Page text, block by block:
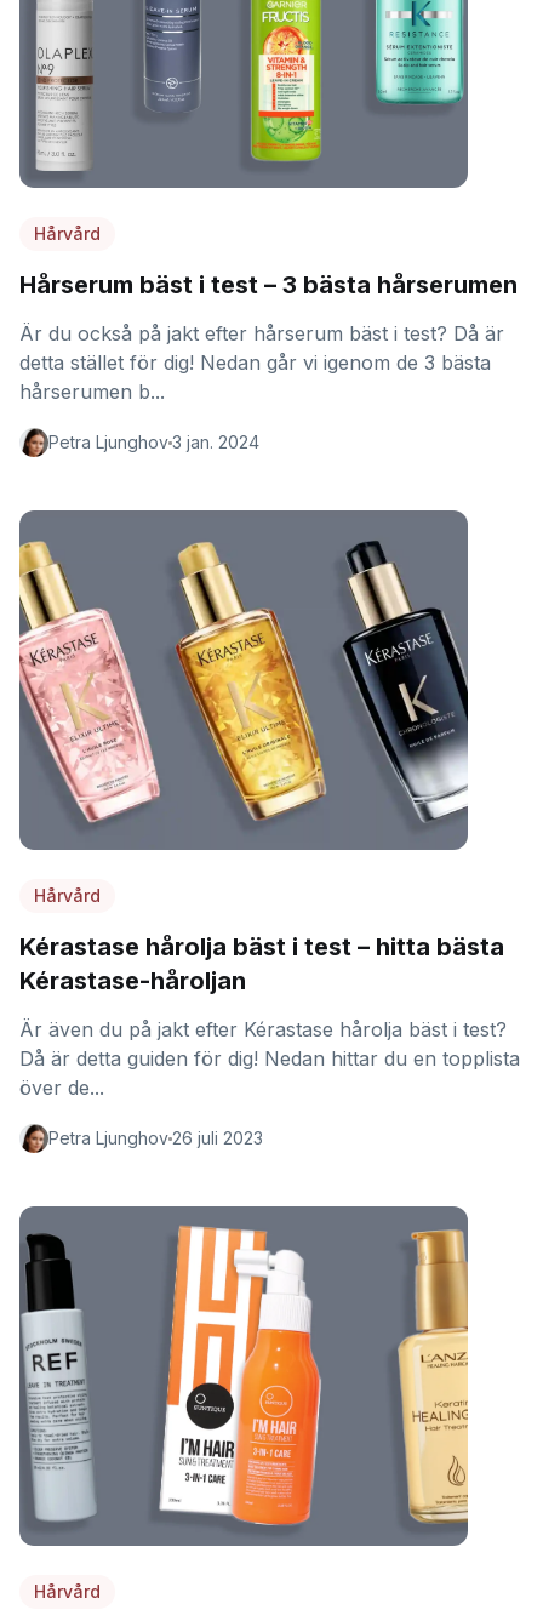
Hårvård
Hårserum bäst i test – 3 bästa hårserumen
Är du också på jakt efter hårserum bäst i test? Då är
detta stället för dig! Nedan går vi igenom de 3 bästa
hårserumen b...
Petra Ljunghov3 jan. 2024
Hårvård
Kérastase hårolja bäst i test – hitta bästa
Kérastase-håroljan
Är även du på jakt efter Kérastase hårolja bäst i test?
Då är detta guiden för dig! Nedan hittar du en topplista
över de...
Petra Ljunghov 26 juli 2023
Hårvård